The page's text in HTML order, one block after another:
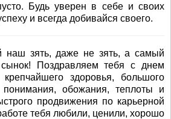
Будь уверен в себе и своих
и всегда добивайся своего.
наш зять, даже не зять, а самый
Поздравляем тебя с днем
здоровья, большого
понимания, обожания, теплоты и
продвижения по карьерной
тебя любили, ценили, хорошо